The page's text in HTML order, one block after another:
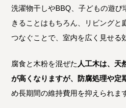
洗濯物干しやBBQ、子どもの遊び
きることはもちろん、リビングと
つなぐことで、室内を広く見せる
腐食と木粉を混ぜた 人工木は、天
が高くなりますが、防腐処理や定
め長期間の維持費用を抑えられま